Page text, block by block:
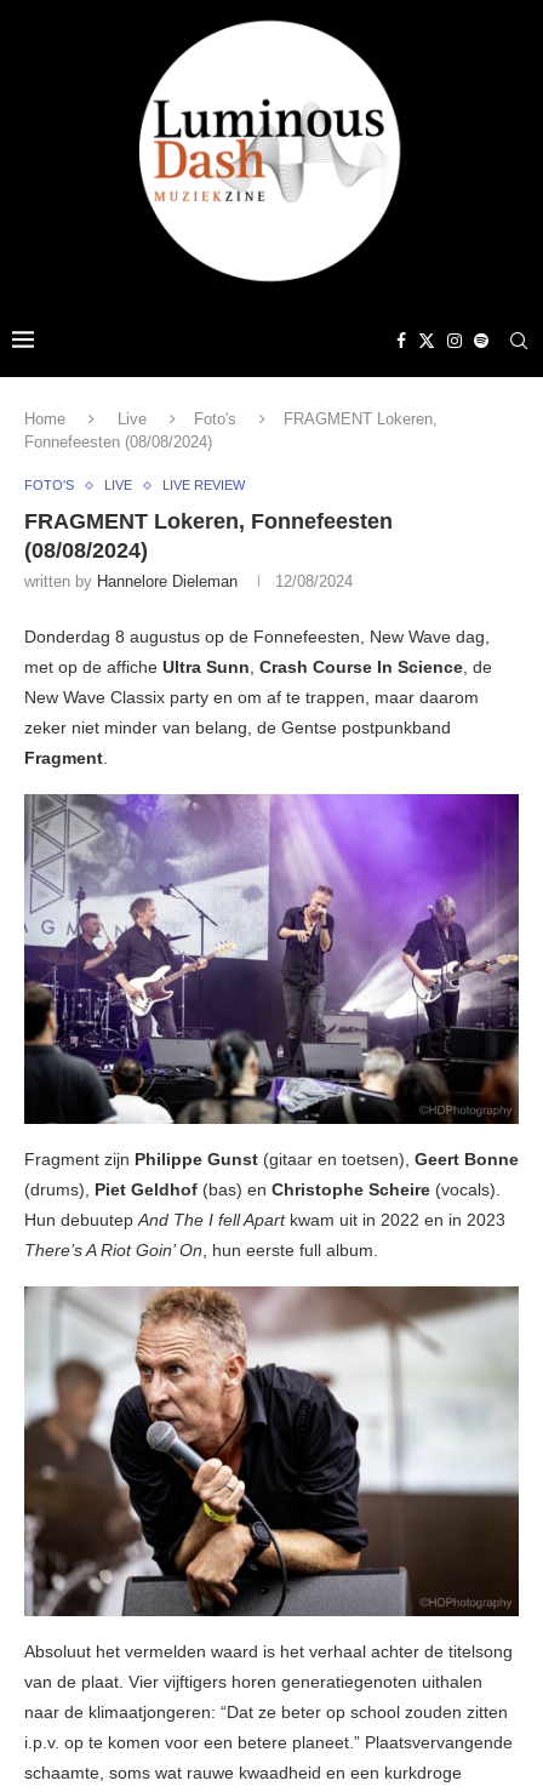
Home Live Foto's
FRAGMENT Lokeren,
Fonnefeesten (08/08/2024)
FOTO'S LIVE LIVE REVIEW
FRAGMENT Lokeren, Fonnefeesten
(08/08/2024)
written by Hannelore Dieleman 12/08/2024
Donderdag 8 augustus op de Fonnefeesten, New Wave dag,
met op de affiche Ultra Sunn, Crash Course In Science, de
New Wave Classix party en om af te trappen, maar daarom
zeker niet minder van belang, de Gentse postpunkband
Fragment.
Fragment zijn Philippe Gunst (gitaar en toetsen), Geert Bonne
(drums), Piet Geldhof (bas) en Christophe Scheire (vocals).
Hun debuutepAnd The I fell Apartkwam uit in 2022 en in 2023
There’s A Riot Goin’ On, hun eerste full album.
Absoluut het vermelden waard is het verhaal achter de titelsong
van de plaat. Vier vijftigers horen generatiegenoten uithalen
naar de klimaatjongeren: “Dat ze beter op school zouden zitten
i.p.v. op te komen voor een betere planeet.” Plaatsvervangende
schaamte, soms wat rauwe kwaadheid en een kurkdroge